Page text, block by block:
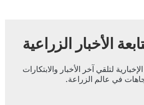
الأخبار الزراعية
لتلقي آخر الأخبار والابتكارات
في عالم الزراعة.